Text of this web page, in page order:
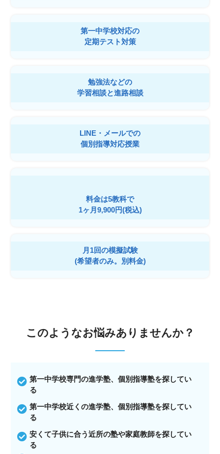
第一中学校対応の
定期テスト対策
勉強法などの
学習相談と進路相談
LINE・メールでの
個別指導対応授業
料金は5教科で
1ヶ月9,900円(税込)
月1回の模擬試験
(希望者のみ。別料金)
このようなお悩みありませんか？
第一中学校専門の進学塾、個別指導塾を探してい
る
第一中学校近くの進学塾、個別指導塾を探してい
る
安くて子供に合う近所の塾や家庭教師を探してい
る